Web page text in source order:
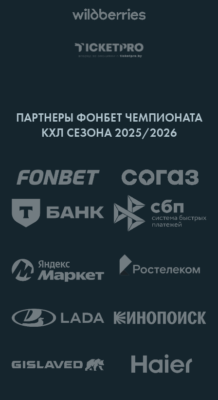
ПАРТНЕРЫ ФОНБЕТ ЧЕМПИОНАТА
КХЛ СЕЗОНА 2025/2026